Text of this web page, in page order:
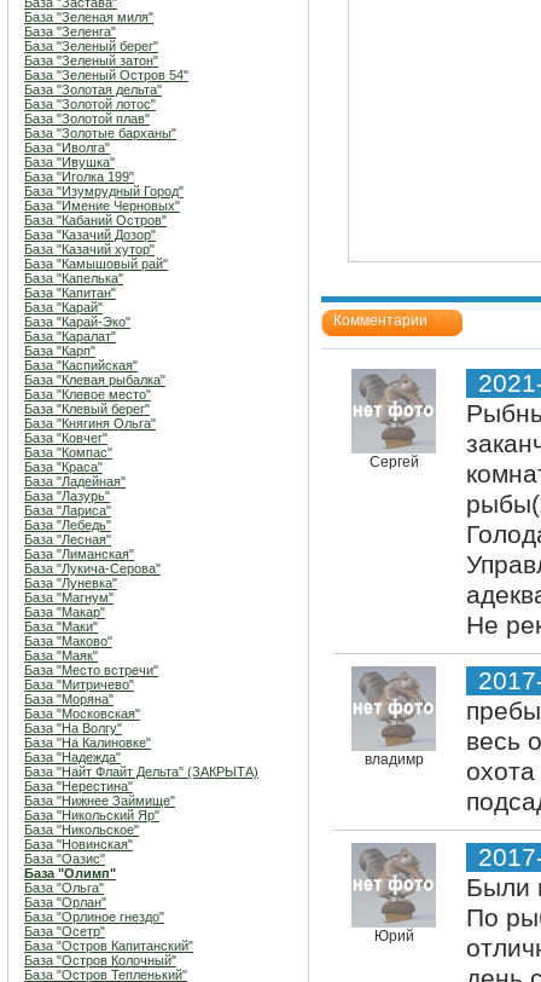
База "Зеленая миля"
База "Зеленга"
База "Зеленый берег"
База "Зеленый затон"
База "Зеленый Остров 54"
База "Золотая дельта"
База "Золотой лотос"
База "Золотой плав"
База "Золотые барханы"
База "Иволга"
База "Ивушка"
База "Иголка 199"
База "Изумрудный Город"
База "Имение Черновых"
База "Кабаний Остров"
База "Казачий Дозор"
База "Казачий хутор"
База "Камышовый рай"
База "Капелька"
База "Капитан"
База "Карай"
База "Карай-Эко"
База "Каралат"
База "Карп"
База "Каспийская"
База "Клевая рыбалка"
База "Клевое место"
База "Клевый берег"
База "Княгиня Ольга"
База "Ковчег"
База "Компас"
База "Краса"
База "Ладейная"
База "Лазурь"
База "Лариса"
База "Лебедь"
База "Лесная"
База "Лиманская"
База "Лукича-Серова"
База "Луневка"
База "Магнум"
База "Макар"
База "Маки"
База "Маково"
База "Маяк"
База "Место встречи"
База "Митричево"
База "Моряна"
База "Московская"
База "На Волгу"
База "На Калиновке"
База "Надежда"
База "Найт Флайт Дельта" (ЗАКРЫТА)
База "Нерестина"
База "Нижнее Займище"
База "Никольский Яр"
База "Никольское"
База "Новинская"
База "Оазис"
База "Олимп"
База "Ольга"
База "Орлан"
База "Орлиное гнездо"
База "Осетр"
База "Остров Капитанский"
База "Остров Колочный"
База "Остров Тепленький"
Комментарии
Сергей
Не
владимр
весь
Юрий
Были
По